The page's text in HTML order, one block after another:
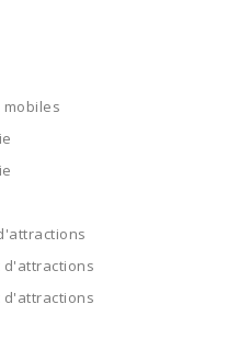
d'attractions
d'attractions